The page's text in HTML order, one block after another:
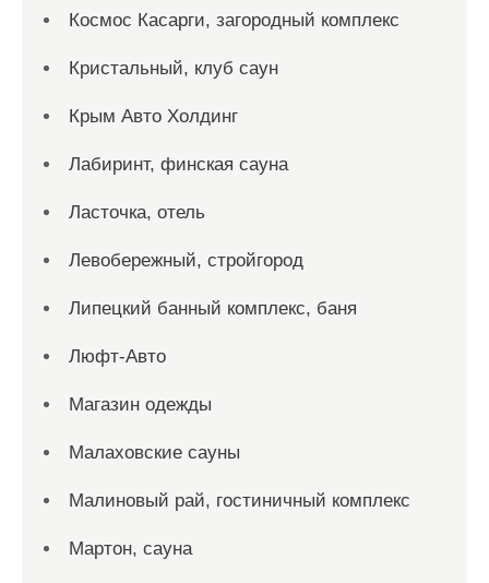
Космос Касарги, загородный комплекс
Кристальный, клуб саун
Крым Авто Холдинг
Лабиринт, финская сауна
Ласточка, отель
Левобережный, стройгород
Липецкий банный комплекс, баня
Люфт-Авто
Магазин одежды
Малаховские сауны
Малиновый рай, гостиничный комплекс
Мартон, сауна